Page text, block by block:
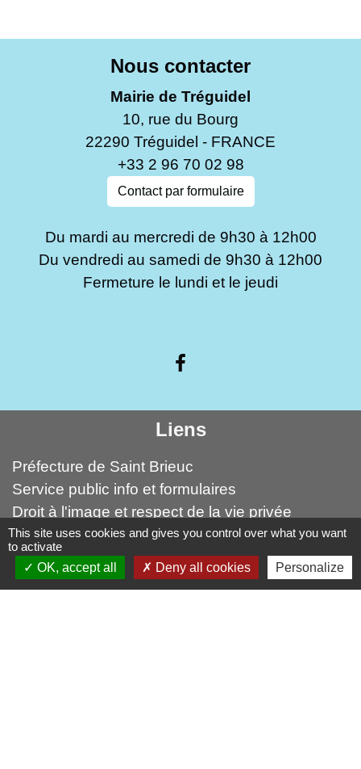
Nous contacter
Mairie de Tréguidel
10, rue du Bourg
22290 Tréguidel - FRANCE
+33 2 96 70 02 98
Contact par formulaire
Du mardi au mercredi de 9h30 à 12h00
Du vendredi au samedi de 9h30 à 12h00
Fermeture le lundi et le jeudi
Liens
Préfecture de Saint Brieuc
Service public info et formulaires
Droit à l'image et respect de la vie privée
Médiation numérique Leff Amor
Forum citoyen Leff Armor
autres liens
This site uses cookies and gives you control over what you want
to activate
OK, accept all
Deny all cookies Personalize